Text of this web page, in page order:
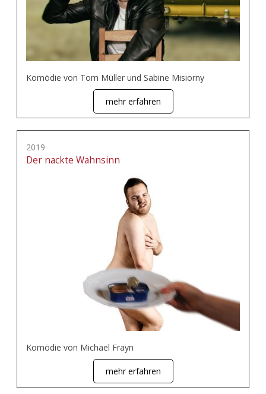
Komödie von Tom Müller und Sabine Misiorny
mehr erfahren
2019
Der nackte Wahnsinn
Komödie von Michael Frayn
mehr erfahren